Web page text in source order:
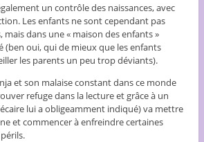
un contrôle des naissances, avec
Les enfants ne sont cependant pas
mais dans une « maison des enfants »
(ben oui, qui de mieux que les enfants
les parents un peu trop déviants).
et son malaise constant dans ce monde
refuge dans la lecture et grâce à un
lui a obligeamment indiqué) va mettre
et commencer à enfreindre certaines